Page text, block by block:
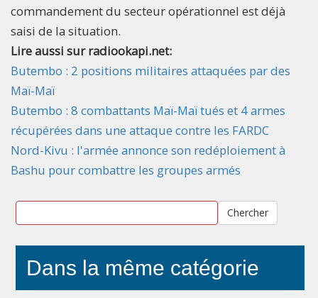
commandement du secteur opérationnel est déjà
saisi de la situation.
Lire aussi sur radiookapi.net:
Butembo : 2 positions militaires attaquées par des
Maï-Maï
Butembo : 8 combattants Maï-Maï tués et 4 armes
récupérées dans une attaque contre les FARDC
Nord-Kivu : l'armée annonce son redéploiement à
Bashu pour combattre les groupes armés
Chercher
Dans la même catégorie